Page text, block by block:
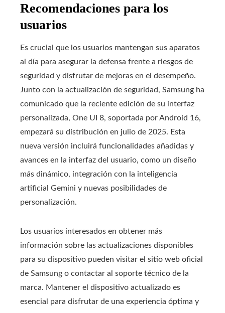
Recomendaciones para los
usuarios
Es crucial que los usuarios mantengan sus aparatos
al día para asegurar la defensa frente a riesgos de
seguridad y disfrutar de mejoras en el desempeño.
Junto con la actualización de seguridad, Samsung ha
comunicado que la reciente edición de su interfaz
personalizada, One UI 8, soportada por Android 16,
empezará su distribución en julio de 2025. Esta
nueva versión incluirá funcionalidades añadidas y
avances en la interfaz del usuario, como un diseño
más dinámico, integración con la inteligencia
artificial Gemini y nuevas posibilidades de
personalización.
Los usuarios interesados en obtener más
información sobre las actualizaciones disponibles
para su dispositivo pueden visitar el sitio web oficial
de Samsung o contactar al soporte técnico de la
marca. Mantener el dispositivo actualizado es
esencial para disfrutar de una experiencia óptima y